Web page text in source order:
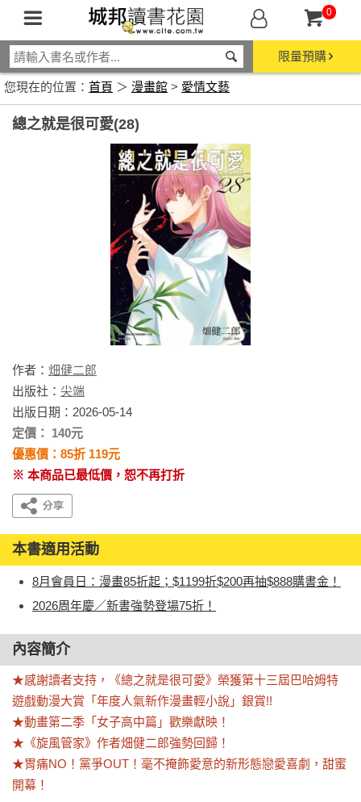
0
限量預購
您現在的位置： 首頁 ＞ 漫畫館 > 愛情文藝
總之就是很可愛(28)
作者： 畑健二郎
出版社： 尖端
出版日期：2026-05-14
定價： 140元
優惠價：85折 119元
※ 本商品已最低價，恕不再打折
本書適用活動
8月會員日：漫畫85折起；$1199折$200再抽$888購書金！
2026周年慶／新書強勢登場75折！
內容簡介
★感謝讀者支持，《總之就是很可愛》榮獲第十三屆巴哈姆特
遊戲動漫大賞「年度人氣新作漫畫輕小說」銀賞!!
★動畫第二季「女子高中篇」歡樂獻映！
★《旋風管家》作者畑健二郎強勢回歸！
★胃痛NO！黨爭OUT！毫不掩飾愛意的新形態戀愛喜劇，甜蜜
開幕！